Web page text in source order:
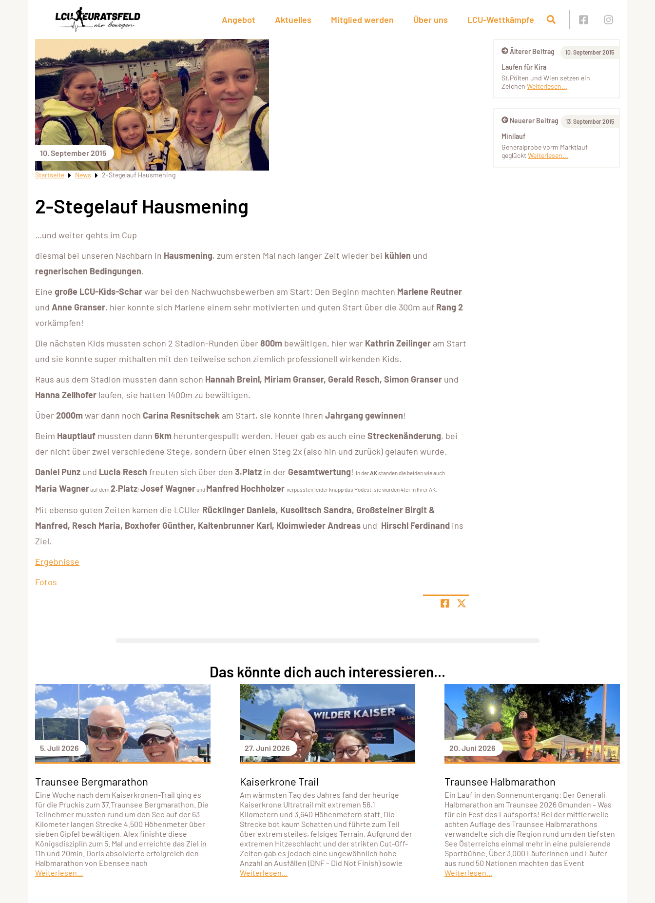
Angebot Aktuelles Mitglied werden Über uns LCU-Wettkämpfe
10. September 2015
Startseite News 2-Stegelauf Hausmening
2-Stegelauf Hausmening
…und weiter gehts im Cup
diesmal bei unseren Nachbarn in Hausmening, zum ersten Mal nach langer Zeit wieder bei kühlen und
regnerischen Bedingungen.
Eine große LCU-Kids-Scharwar bei den Nachwuchsbewerben am Start: Den Beginn machten Marlene Reutner
und Anne Granser, hier konnte sich Marlene einem sehr motivierten und guten Start über die 300m auf Rang 2
vorkämpfen!
Die nächsten Kids mussten schon 2 Stadion-Runden über 800m bewältigen, hier war Kathrin Zeilinger am Start
und sie konnte super mithalten mit den teilweise schon ziemlich professionell wirkenden Kids.
Raus aus dem Stadion mussten dann schon Hannah Breinl, Miriam Granser, Gerald Resch, Simon Granser und
Hanna Zellhofer laufen, sie hatten 1400m zu bewältigen.
Über 2000mwar dann noch Carina Resnitschek am Start, sie konnte ihren Jahrgang gewinnen!
Beim Hauptlauf mussten dann 6km heruntergespullt werden. Heuer gab es auch eine Streckenänderung, bei
der nicht über zwei verschiedene Stege, sondern über einen Steg 2x (also hin und zurück) gelaufen wurde.
Daniel Punz und Lucia Resch freuten sich über den 3.Platz in der Gesamtwertung! In derAKstanden die beiden wie auch
Maria Wagnerauf dem 2.Platz! Josef Wagnerund Manfred Hochholzer verpassten leider knapp das Podest, sie wurden 4ter in Ihrer AK.
Mit ebenso guten Zeiten kamen die LCUler Rücklinger Daniela, Kusolitsch Sandra, Großsteiner Birgit &
Manfred, Resch Maria, Boxhofer Günther, Kaltenbrunner Karl, Kloimwieder Andreas und Hirschl Ferdinand ins
Ziel.
Ergebnisse
Fotos
Älterer Beitrag 10. September 2015
Laufen für Kira
St.Pölten und Wien setzen ein
Zeichen Weiterlesen...
Neuerer Beitrag 13. September 2015
Minilauf
Generalprobe vorm Marktlauf
geglücktWeiterlesen...
Das könnte dich auch interessieren...
5. Juli 2026
Traunsee Bergmarathon
Eine Woche nach dem Kaiserkronen-Trail ging es
für die Pruckis zum 37.Traunsee Bergmarathon. Die
Teilnehmer mussten rund um den See auf der 63
Kilometer langen Strecke 4.500 Höhenmeter über
sieben Gipfel bewältigen. Alex finishte diese
Königsdisziplin zum 5. Mal und erreichte das Ziel in
11h und 20min. Doris absolvierte erfolgreich den
Halbmarathon von Ebensee nach
Weiterlesen...
27. Juni 2026
Kaiserkrone Trail
Am wärmsten Tag des Jahres fand der heurige
Kaiserkrone Ultratrail mit extremen 56,1
Kilometern und 3.640 Höhenmetern statt. Die
Strecke bot kaum Schatten und führte zum Teil
über extrem steiles, felsiges Terrain. Aufgrund der
extremen Hitzeschlacht und der strikten Cut-Off-
Zeiten gab es jedoch eine ungewöhnlich hohe
Anzahl an Ausfällen (DNF – Did Not Finish) sowie
Weiterlesen...
20. Juni 2026
Traunsee Halbmarathon
Ein Lauf in den Sonnenuntergang: Der Generali
Halbmarathon am Traunsee 2026 Gmunden – Was
für ein Fest des Laufsports! Bei der mittlerweile
achten Auflage des Traunsee Halbmarathons
verwandelte sich die Region rund um den tiefsten
See Österreichs einmal mehr in eine pulsierende
Sportbühne. Über 3.000 Läuferinnen und Läufer
aus rund 50 Nationen machten das Event
Weiterlesen...